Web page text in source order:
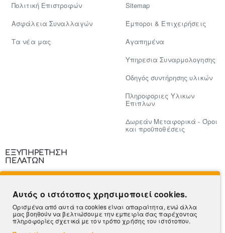
Πολιτική Επιστροφών
Ασφάλεια Συναλλαγών
Tα νέα μας
Sitemap
Έμποροι & Επιχειρήσεις
Αγαπημένα
Υπηρεσια Συναρμολογησης
Οδηγός συντήρησης υλικών
Πληροφοριες Υλικων
Επιπλων
Δωρεάν Μεταφορικά - Όροι
και προϋποθέσεις
ΕΞΥΠΗΡΕΤΗΣΗ
ΠΕΛΑΤΩΝ
Τρόποι Πληρωμής
Πληροφορίες Αποστολής
Αυτός ο ιστότοπος χρησιμοποιεί cookies.
Ορισμένα από αυτά τα cookies είναι απαραίτητα, ενώ άλλα
μας βοηθούν να βελτιώσουμε την εμπειρία σας παρέχοντας
πληροφορίες σχετικά με τον τρόπο χρήσης του ιστότοπου.